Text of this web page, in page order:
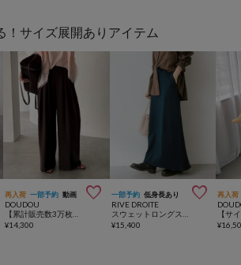
！サイズ展開ありアイテム
再入荷 一部予約 動画 
DOUDOU
¥14,300
一部予約 低身長あり 
RIVE DROITE
¥15,400
再入荷
¥